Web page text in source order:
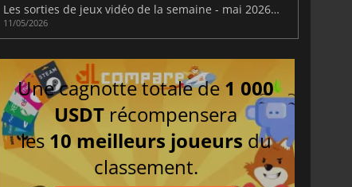
Les sorties de jeux vidéo de la semaine - mai 2026 (semaine 20)
11/05/2026
Une cagnotte totale de 1 000
USDT récompensera
les 10 meilleurs joueurs du
classement.